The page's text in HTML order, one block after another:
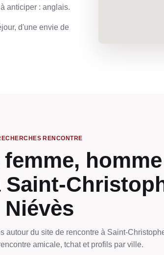
anticiper : anglais.
d'une envie de
RENCONTRE
Niévès
autour du site de rencontre à Saint-
amicale, tchat et profils par ville.